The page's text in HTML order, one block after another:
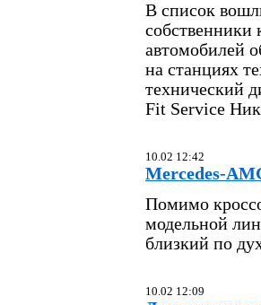
В список
собственники
автомобилей
на станциях
технический
Fit Service
10.02 12:42
Mercedes-
Помимо
модельной
близкий по
10.02 12:09